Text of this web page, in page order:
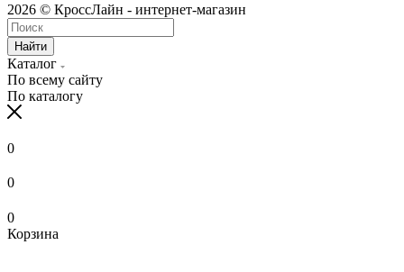
2026 © КроссЛайн - интернет-магазин
Найти
Каталог
По всему сайту
По каталогу
0
0
0
Корзина